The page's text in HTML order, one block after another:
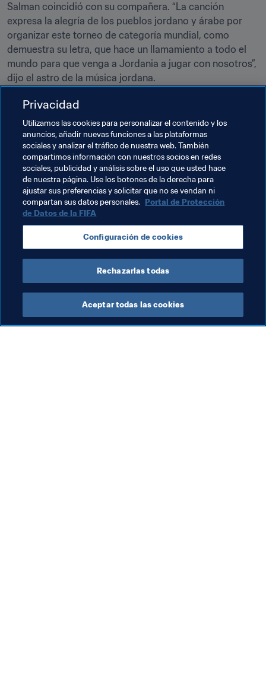
Salman coincidió con su compañera. “La canción
expresa la alegría de los pueblos jordano y árabe por
organizar este torneo de categoría mundial, como
demuestra su letra, que hace un llamamiento a todo el
mundo para que venga a Jordania a jugar con nosotros”,
dijo el astro de la música jordana.
Samaha y Salman interpretarán la canción oficial en la
Internacional de Ammán, donde el conjunto anfitrión
dará inicio a su campaña ante la selección española.
Temas relacionados
Competiciones
Copa Mundial Femenina Sub-17 de la FIFA Jordania
2016
Privacidad
Utilizamos las cookies para personalizar el contenido y los
anuncios, añadir nuevas funciones a las plataformas
sociales y analizar el tráfico de nuestra web. También
compartimos información con nuestros socios en redes
sociales, publicidad y análisis sobre el uso que usted hace
de nuestra página. Use los botones de la derecha para
ajustar sus preferencias y solicitar que no se vendan ni
compartan sus datos personales. Portal de Protección
de Datos de la FIFA
Configuración de cookies
Rechazarlas todas
Aceptar todas las cookies